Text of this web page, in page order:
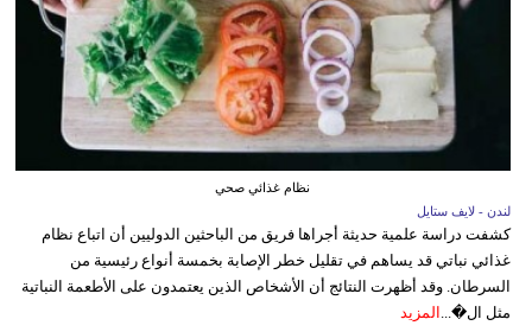
نظام غذائي صحي
لندن - لايف ستايل
كشفت دراسة علمية حديثة أجراها فريق من الباحثين الدوليين أن اتباع نظام
غذائي نباتي قد يساهم في تقليل خطر الإصابة بخمسة أنواع رئيسية من
السرطان. وقد أظهرت النتائج أن الأشخاص الذين يعتمدون على الأطعمة النباتية
مثل ال�...
المزيد